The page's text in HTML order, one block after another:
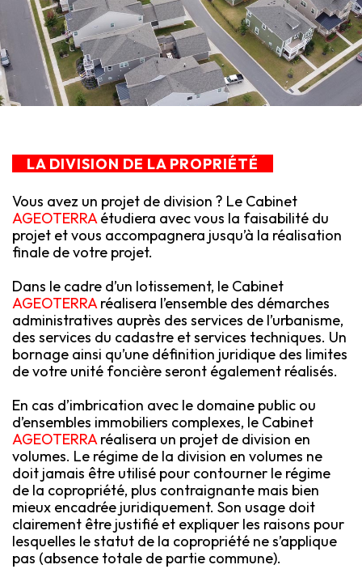
LA DIVISION DE LA PROPRIÉTÉ
Vous avez un projet de division ? Le Cabinet
AGEOTERRAétudiera avec vous la faisabilité du
projet et vous accompagnera jusqu’à la réalisation
finale de votre projet.
Dans le cadre d’un lotissement, le Cabinet
AGEOTERRAréalisera l’ensemble des démarches
administratives auprès des services de l’urbanisme,
des services du cadastre et services techniques. Un
bornage ainsi qu’une définition juridique des limites
de votre unité foncière seront également réalisés.
En cas d’imbrication avec le domaine public ou
d’ensembles immobiliers complexes, le Cabinet
AGEOTERRAréalisera un projet de division en
volumes. Le régime de la division en volumes ne
doit jamais être utilisé pour contourner le régime
de la copropriété, plus contraignante mais bien
mieux encadrée juridiquement. Son usage doit
clairement être justifié et expliquer les raisons pour
lesquelles le statut de la copropriété ne s’applique
pas (absence totale de partie commune).